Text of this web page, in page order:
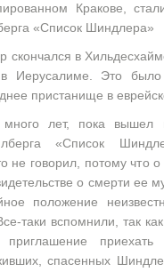
Кракове,
«Список Шиндлера»
скончался в
Иерусалиме. Это
пристанище в
лет, пока вышел
«Список
не говорил, потому что о
о смерти ее
положение
таки вспомнили, так
спасенных